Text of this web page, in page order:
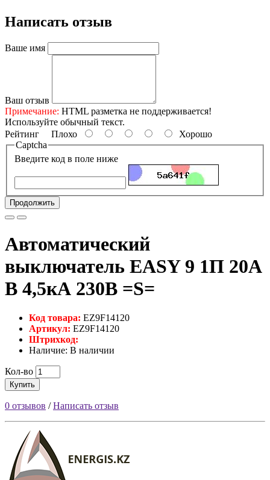
Написать отзыв
Ваше имя
Ваш отзыв
Примечание: HTML разметка не поддерживается!
Используйте обычный текст.
Рейтинг Плохо
Хорошо
Captcha
Введите код в поле ниже
Продолжить
Автоматический
выключатель EASY 9 1П 20А
В 4,5кА 230В =S=
Код товара: EZ9F14120
Артикул: EZ9F14120
Штрихкод:
Наличие: В наличии
Кол-во
Купить
0 отзывов /Написать отзыв